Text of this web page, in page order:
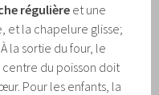
régulière et une
et la chapelure glisse;
la sortie du four, le
du poisson doit
Pour les enfants, la